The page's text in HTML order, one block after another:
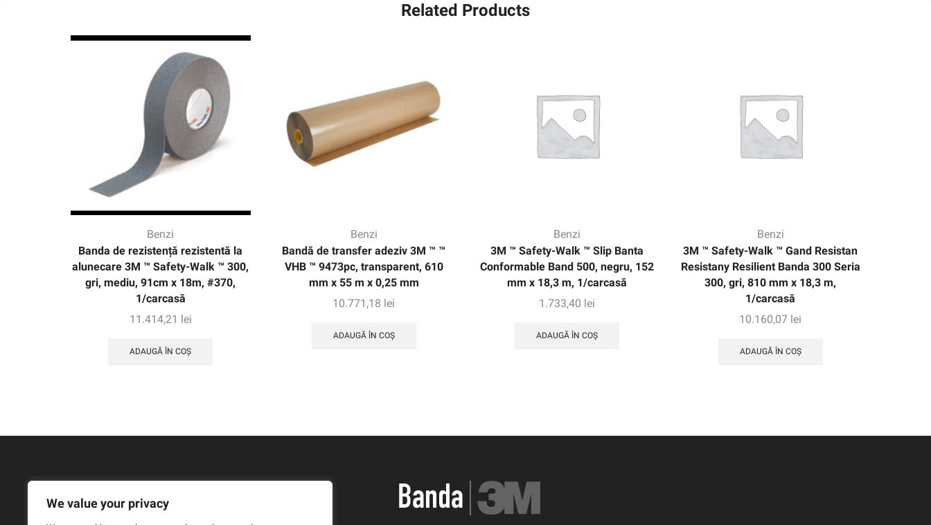
We value your privacy
Related Products
Benzi
Banda de rezistență rezistentă la
alunecare 3M ™ Safety-Walk ™ 300,
gri, mediu, 91cm x 18m, #370,
1/carcasă
11.414,21 lei
ADAUGĂ ÎN COȘ
Benzi
Bandă de transfer adeziv 3M ™ ™
VHB ™ 9473pc, transparent, 610
mm x 55 m x 0,25 mm
10.771,18 lei
ADAUGĂ ÎN COȘ
Benzi
3M ™ Safety-Walk ™ Slip Banta
Conformable Band 500, negru, 152
mm x 18,3 m, 1/carcasă
1.733,40 lei
ADAUGĂ ÎN COȘ
Benzi
3M ™ Safety-Walk ™ Gand Resistan
Resistany Resilient Banda 300 Seria
300, gri, 810 mm x 18,3 m,
1/carcasă
10.160,07 lei
ADAUGĂ ÎN COȘ